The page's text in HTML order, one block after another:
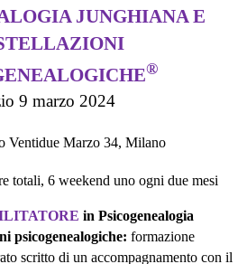
JUNGHIANA E
®
9 marzo 2024
Ventidue Marzo 34, Milano
totali, 6 weekend uno ogni due mesi
in Psicogenealogia
psicogenealogiche: formazione
scritto di un accompagnamento con il